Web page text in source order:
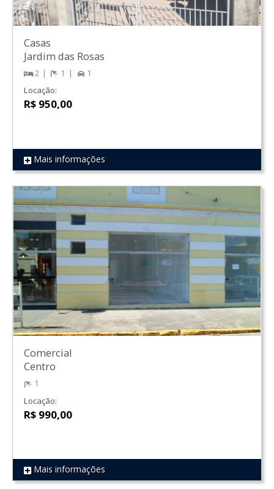
REF 1318
Casas
Jardim das Rosas
2 1 1
Locação:
R$ 950,00
Mais informações
REF 1291
Comercial
Centro
1
Locação:
R$ 990,00
Mais informações